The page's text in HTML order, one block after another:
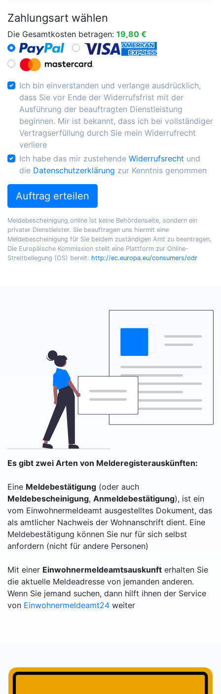
Zahlungsart wählen
Die Gesamtkosten betragen: 19,80 €
Ich bin einverstanden und verlange ausdrücklich,
dass Sie vor Ende der Widerrufsfrist mit der
Ausführung der beauftragten Dienstleistung
beginnen. Mir ist bekannt, dass ich bei vollständiger
Vertragserfüllung durch Sie mein Widerrufrecht
verliere
Ich habe das mir zustehende Widerrufsrecht und
die Datenschutzerklärung zur Kenntnis genommen
Auftrag erteilen
Meldebescheinigung.online ist keine Behördenseite, sondern ein
privater Dienstleister. Sie beauftragen uns hiermit eine
Meldebescheinigung für Sie beidem zuständigen Amt zu beantragen.
Die Europäische Kommission stellt eine Plattform zur Online-
Streitbeilegung (OS) bereit: http://ec.europa.eu/consumers/odr
Es gibt zwei Arten von Melderegisterauskünften:
Eine Meldebestätigung (oder auch
Meldebescheinigung, Anmeldebestätigung), ist ein
vom Einwohnermeldeamt ausgestelltes Dokument, das
als amtlicher Nachweis der Wohnanschrift dient. Eine
Meldebestätigung können Sie nur für sich selbst
anfordern (nicht für andere Personen)
Mit einer Einwohnermeldeamtsauskunft erhalten Sie
die aktuelle Meldeadresse von jemanden anderen.
Wenn Sie jemand suchen, dann hilft ihnen der Service
von Einwohnermeldeamt24 weiter